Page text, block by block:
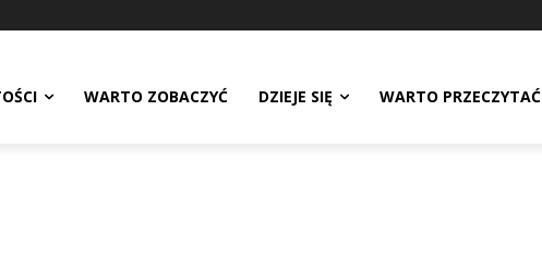
WARTO ZOBACZYĆ DZIEJE SIĘ WARTO PRZECZYTAĆ